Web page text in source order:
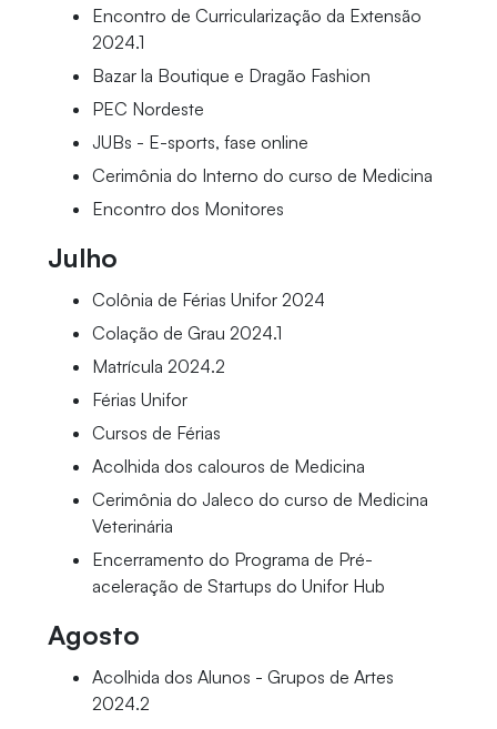
Encontro de Curricularização da Extensão
2024.1
Bazar la Boutique e Dragão Fashion
PEC Nordeste
JUBs - E-sports, fase online
Cerimônia do Interno do curso de Medicina
Encontro dos Monitores
Julho
Colônia de Férias Unifor 2024
Colação de Grau 2024.1
Matrícula 2024.2
Férias Unifor
Cursos de Férias
Acolhida dos calouros de Medicina
Cerimônia do Jaleco do curso de Medicina
Veterinária
Encerramento do Programa de Pré-
aceleração de Startups do Unifor Hub
Agosto
Acolhida dos Alunos - Grupos de Artes
2024.2